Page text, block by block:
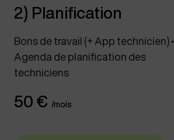
2) Planification
Bons de travail (+ App technicien) •
Agenda de planification des
techniciens
50 € /mois